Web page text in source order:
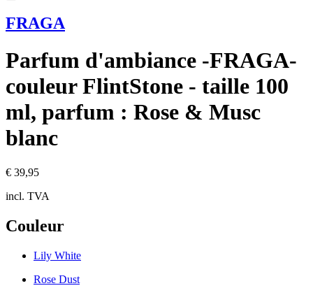
FRAGA
Parfum d'ambiance -FRAGA-
couleur FlintStone - taille 100
ml, parfum : Rose & Musc
blanc
€ 39,95
incl. TVA
Couleur
Lily White
Rose Dust